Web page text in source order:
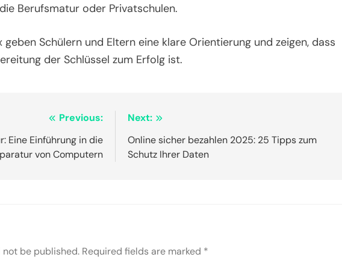
Berufsmatur oder Privatschulen.
geben Schülern und Eltern eine klare Orientierung und zeigen, dass
der Schlüssel zum Erfolg ist.
Previous:
Eine Einführung in die
von Computern
Next:
Online sicher bezahlen 2025: 25 Tipps zum
Schutz Ihrer Daten
not be published. Required fields are marked *